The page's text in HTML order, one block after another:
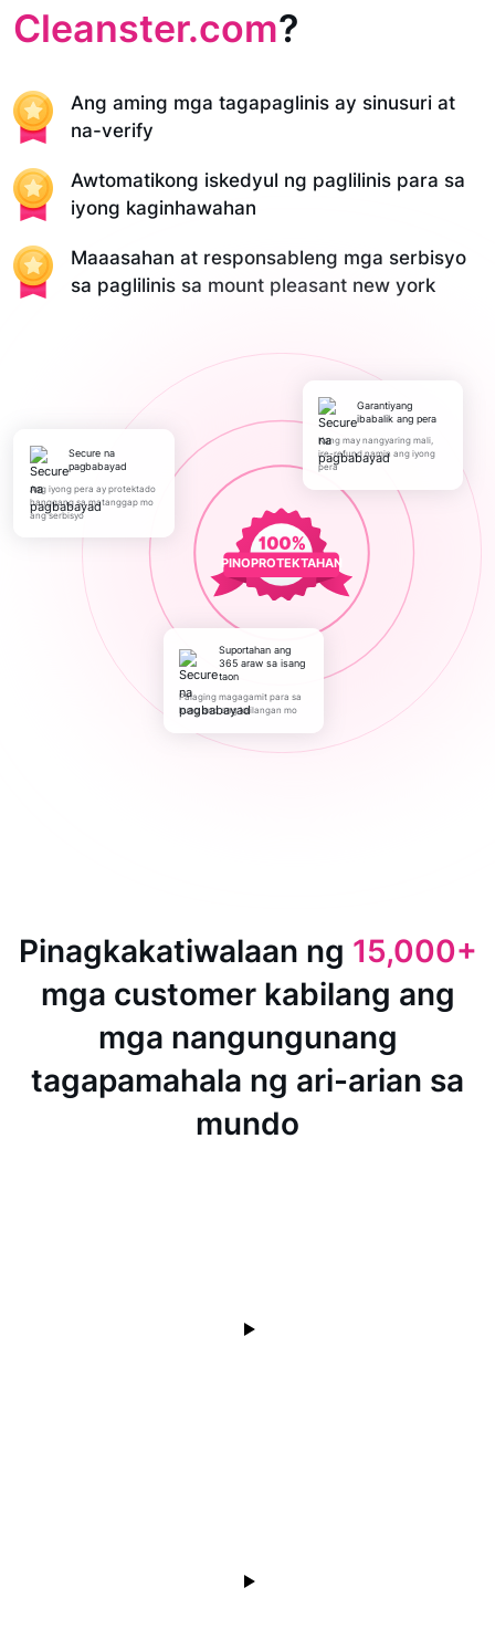
Cleanster.com?
Ang aming mga tagapaglinis ay sinusuri at
na-verify
Awtomatikong iskedyul ng paglilinis para sa
iyong kaginhawahan
Maaasahan at responsableng mga serbisyo
sa paglilinis sa mount pleasant new york
PINOPROTEKTAHAN
Secure na
pagbabayad
Ang iyong pera ay protektado
hanggang sa matanggap mo
ang serbisyo
Garantiyang
ibabalik ang pera
Kung may nangyaring mali,
ire-refund namin ang iyong
pera
Suportahan ang
365 araw sa isang
taon
Palaging magagamit para sa
kung ano ang kailangan mo
Pinagkakatiwalaan ng 15,000+
mga customer kabilang ang
mga nangungunang
tagapamahala ng ari-arian sa
mundo